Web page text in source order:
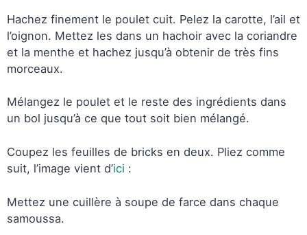
Hachez finement le poulet cuit. Pelez la carotte, l’ail et
l’oignon. Mettez les dans un hachoir avec la coriandre
et la menthe et hachez jusqu’à obtenir de très fins
morceaux.
Mélangez le poulet et le reste des ingrédients dans
un bol jusqu’à ce que tout soit bien mélangé.
Coupez les feuilles de bricks en deux. Pliez comme
suit, l’image vient d’ici :
Mettez une cuillère à soupe de farce dans chaque
samoussa.